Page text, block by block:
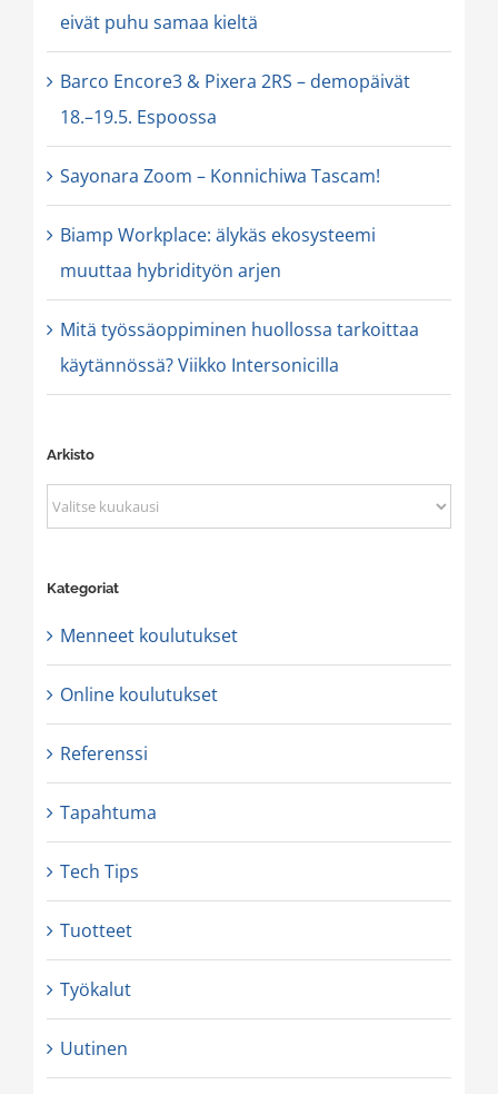
eivät puhu samaa kieltä
Barco Encore3 & Pixera 2RS – demopäivät
18.–19.5. Espoossa
Sayonara Zoom – Konnichiwa Tascam!
Biamp Workplace: älykäs ekosysteemi
muuttaa hybridityön arjen
Mitä työssäoppiminen huollossa tarkoittaa
käytännössä? Viikko Intersonicilla
Arkisto
Arkisto
Kategoriat
Menneet koulutukset
Online koulutukset
Referenssi
Tapahtuma
Tech Tips
Tuotteet
Työkalut
Uutinen